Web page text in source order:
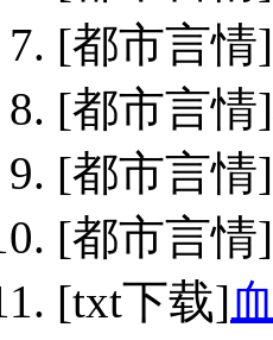
[都市言情]
[都市言情]
[都市言情]
[都市言情]
[txt下载]